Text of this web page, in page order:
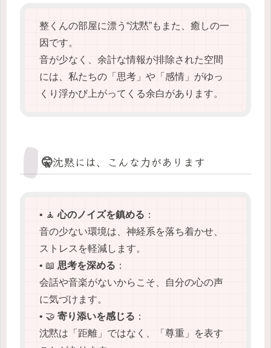
整くんの部屋に漂う“沈黙”もまた、癒しの一
因です。
音が少なく、余計な情報が排除された空間
には、私たちの「思考」や「感情」がゆっ
くり浮かび上がってくる余白があります。
🤫沈黙には、こんな力があります
• 🧘心のノイズを鎮める ：
音の少ない環境は、神経系を落ち着かせ、
ストレスを軽減します。
• 📖 思考を深める ：
会話や音楽がないからこそ、自分の心の声
に気づけます。
• 🤝 寄り添いを感じる ：
沈黙は「距離」ではなく、「尊重」を表す